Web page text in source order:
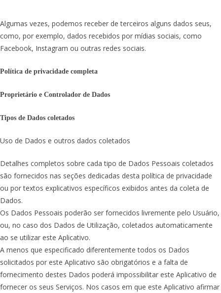
Algumas vezes, podemos receber de terceiros alguns dados seus,
como, por exemplo, dados recebidos por mídias sociais, como
Facebook, Instagram ou outras redes sociais.
Política de privacidade completa
Proprietário e Controlador de Dados
Tipos de Dados coletados
Uso de Dados e outros dados coletados
Detalhes completos sobre cada tipo de Dados Pessoais coletados
são fornecidos nas seções dedicadas desta política de privacidade
ou por textos explicativos específicos exibidos antes da coleta de
Dados.
Os Dados Pessoais poderão ser fornecidos livremente pelo Usuário,
ou, no caso dos Dados de Utilização, coletados automaticamente
ao se utilizar este Aplicativo.
A menos que especificado diferentemente todos os Dados
solicitados por este Aplicativo são obrigatórios e a falta de
fornecimento destes Dados poderá impossibilitar este Aplicativo de
fornecer os seus Serviços. Nos casos em que este Aplicativo afirmar